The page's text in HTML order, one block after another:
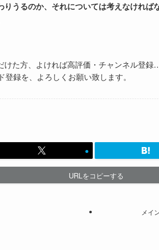
うるのか、それについては考えなければ
けた方、よければ高評価・チャンネル登
録を、よろしくお願い致します。
URLをコピーする
メイ